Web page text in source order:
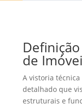
de
A vistoria
detalhado que
estruturais e